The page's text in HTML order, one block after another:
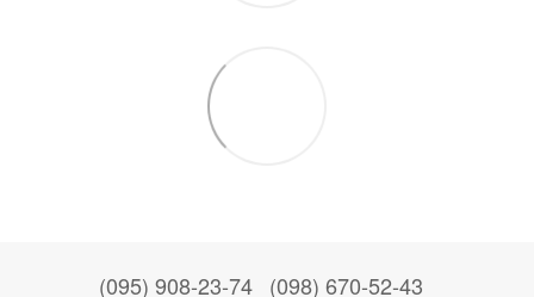
(095) 908-23-74 (098) 670-52-43